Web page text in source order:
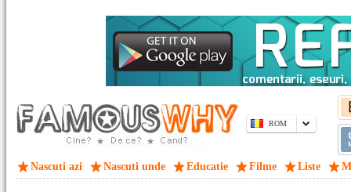
ROM
Nascuti azi Nascuti unde Educatie Filme Liste